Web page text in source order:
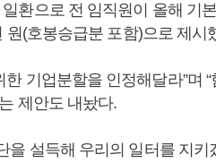
환으로 전 임직원이 올해 기
(호봉승급분 포함)으로 제시
기업분할을 인정해달라”며
제안도 내놨다.
설득해 우리의 일터를 지키